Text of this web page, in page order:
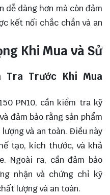
dễ dàng hơn mà còn đảm
kết nối chắc chắn và an
Khi Mua và Sử
Tra Trước Khi Mua
PN10, cần kiểm tra kỹ
đảm bảo rằng sản phẩm
và an toàn. Điều này
tạo, kích thước, và khả
Ngoài ra, cần đảm bảo
nhận và chứng chỉ kỹ
lượng và an toàn.